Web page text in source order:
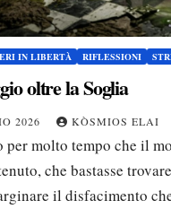
IN LIBERTÀ RIFLESSIONI
oltre la Soglia
2026 KÒSMIOS ELAI
per molto tempo che il
che bastasse
il disfacimento